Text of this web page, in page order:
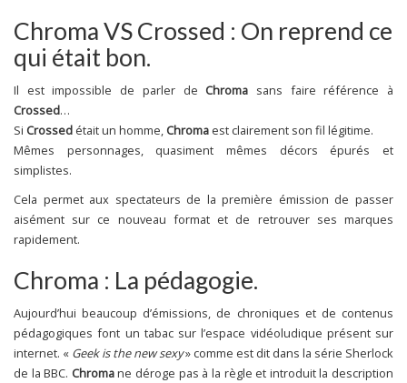
Chroma VS Crossed : On reprend ce
qui était bon.
Il est impossible de parler de Chroma sans faire référence à
Crossed…
Si Crossed était un homme, Chroma est clairement son fil légitime.
Mêmes personnages, quasiment mêmes décors épurés et
simplistes.
Cela permet aux spectateurs de la première émission de passer
aisément sur ce nouveau format et de retrouver ses marques
rapidement.
Chroma : La pédagogie.
Aujourd’hui beaucoup d’émissions, de chroniques et de contenus
pédagogiques font un tabac sur l’espace vidéoludique présent sur
internet. « Geek is the new sexy» comme est dit dans la série Sherlock
de la BBC. Chromane déroge pas à la règle et introduit la description